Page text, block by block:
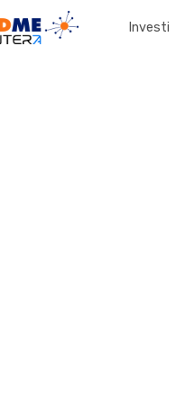
Investi